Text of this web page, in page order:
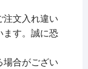
注文入れ違い
ます。誠に恐
場合がござい